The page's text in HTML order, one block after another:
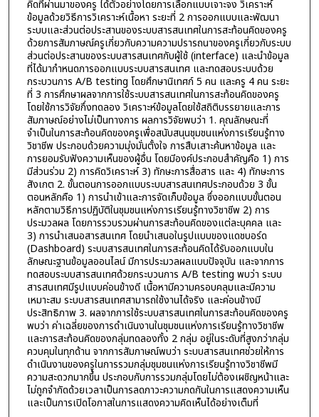
คิดที่ผ่านมาของครู ได้ตัวอย่างโดยการเลือกแบบเจาะจง วิเคราะห์
ข้อมูลด้วยวิธีการวิเคราะห์เนื้อหา ระยะที่ 2 การออกแบบและพัฒนา
ระบบและส่วนต่อประสานของระบบสารสนเทศในการสะท้อนคิดของครู
ด้วยการสัมภาษณ์ครูเกี่ยวกับความความปรารถนาของครูเกี่ยวกับระบบ
ส่วนต่อประสานของระบบสารสนเทศกับผู้ใช้ (interface) และนำข้อมูล
ที่ได้มากำหนดการออกแบบระบบสารสนเทศ และทดสอบระบบด้วย
กระบวนการ A/B testing โดยศึกษานิเทศก์ 5 คน และครู 4 คน ระยะ
ที่ 3 การศึกษาผลจากการใช้ระบบสารสนเทศในการสะท้อนคิดของครู
โดยใช้การวิจัยกึ่งทดลอง วิเคราะห์ข้อมูลโดยใช้สถิติบรรยายและการ
สัมภาษณ์อย่างไม่เป็นทางการ ผลการวิจัยพบว่า 1. คุณลักษณะที่
จำเป็นในการสะท้อนคิดของครูเพื่อสนับสนุนชุมชนแห่งการเรียนรู้ทาง
วิชาชีพ ประกอบด้วยความมุ่งมั่นตั้งใจ การสืบเสาะค้นหาข้อมูล และ
การยอมรับฟังความเห็นของผู้อื่น โดยมีองค์ประกอบสำคัญคือ 1) การ
มีส่วนร่วม 2) การคิดวิเคราะห์ 3) ทักษะการสื่อสาร และ 4) ทักษะการ
สังเกต 2. ขั้นตอนการออกแบบระบบสารสนเทศประกอบด้วย 3 ขั้น
ตอนหลักคือ 1) การนำเข้าและการจัดเก็บข้อมูล ซึ่งออกแบบขั้นตอน
หลักตามวิธีการปฏิบัติในชุมชนแห่งการเรียนรู้ทางวิชาชีพ 2) การ
ประมวลผล โดยการรวบรวมผ่านการสะท้อนคิดของแต่ละบุคคล และ
3) การนำเสนอสารสนเทศ โดยนำเสนอในรูปแบบของแดชบอร์ด
(Dashboard) ระบบสารสนเทศในการสะท้อนคิดได้รับออกแบบใน
ลักษณะฐานข้อมูลออนไลน์ มีการประมวลผลแบบปัจจุบัน และจากการ
ทดสอบระบบสารสนเทศด้วยกระบวนการ A/B testing พบว่า ระบบ
สารสนเทศมีรูปแบบค่อนข้างดี เนื้อหามีความครอบคลุมและมีความ
เหมาะสม ระบบสารสนเทศสามารถใช้งานได้จริง และค่อนข้างมี
ประสิทธิภาพ 3. ผลจากการใช้ระบบสารสนเทศในการสะท้อนคิดของครู
พบว่า ค่าเฉลี่ยของการดำเนินงานในชุมชนแห่งการเรียนรู้ทางวิชาชีพ
และการสะท้อนคิดของกลุ่มทดลองทั้ง 2 กลุ่ม อยู่ในระดับที่สูงกว่ากลุ่ม
ควบคุมในทุกด้าน จากการสัมภาษณ์พบว่า ระบบสารสนเทศช่วยให้การ
ดำเนินงานของครูในการรวมกลุ่มชุมชนแห่งการเรียนรู้ทางวิชาชีพมี
ความสะดวกมากขึ้น ประกอบกับการรวมกลุ่มโดยไม่ต้องเผชิญหน้าและ
ไม่ถูกจำกัดด้วยเวลาเป็นการลดภาวะความกดกันในการแสดงความเห็น
และเป็นการเปิดโอกาสในการแสดงความคิดเห็นได้อย่างเต็มที่